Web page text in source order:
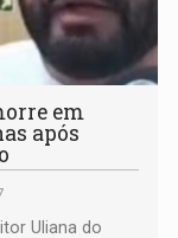
em
após
Uliana do